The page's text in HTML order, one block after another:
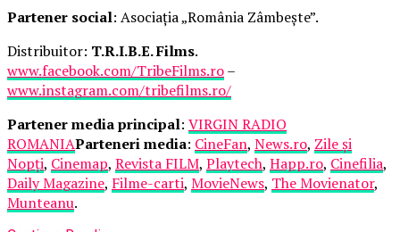
Partener social: Asociația „România Zâmbește”.
Distribuitor: T.R.I.B.E. Films.
www.facebook.com/TribeFilms.ro–
www.instagram.com/tribefilms.ro/
Partener media principal: VIRGIN RADIO
ROMANIAParteneri media: CineFan, News.ro, Zile și
Nopți, Cinemap, Revista FILM, Playtech, Happ.ro, Cinefilia,
Daily Magazine, Filme-carti, MovieNews, The Movienator,
Munteanu.